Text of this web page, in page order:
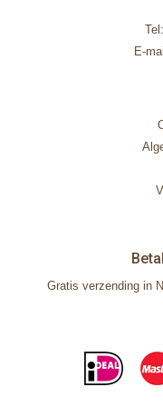
Tel:
E-
Gratis verzending in